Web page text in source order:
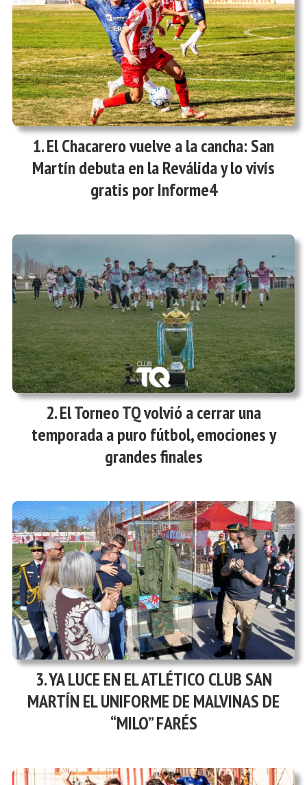
El Chacarero vuelve a la cancha: San
Martín debuta en la Reválida y lo vivís
gratis por Informe4
El Torneo TQ volvió a cerrar una
temporada a puro fútbol, emociones y
grandes finales
YA LUCE EN EL ATLÉTICO CLUB SAN
MARTÍN EL UNIFORME DE MALVINAS DE
“MILO” FARÉS